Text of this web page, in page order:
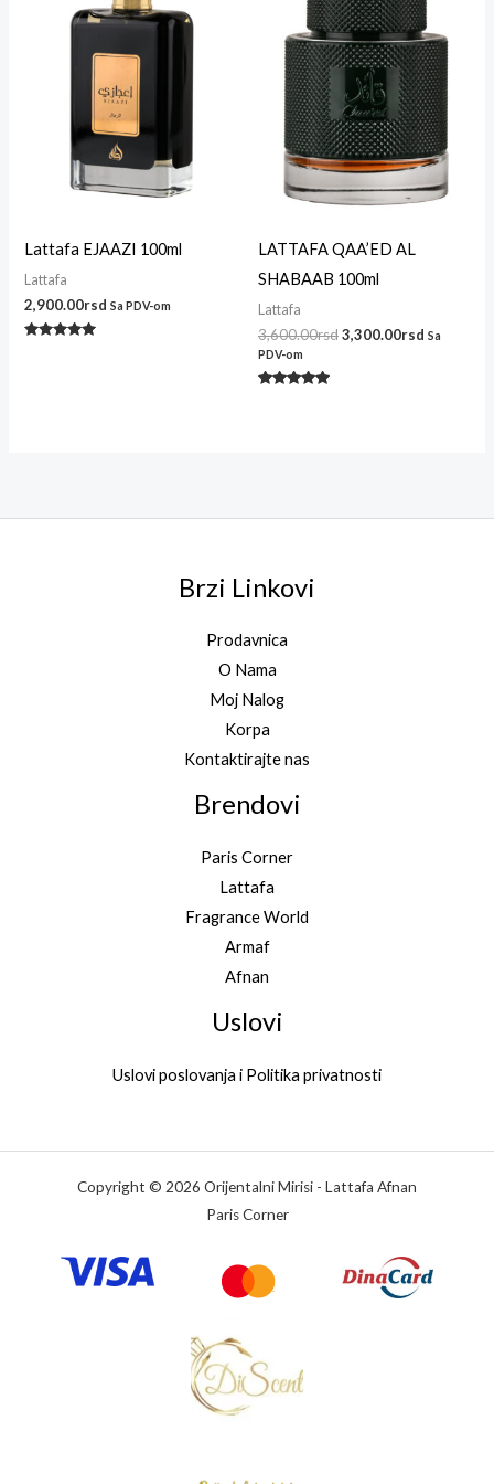
Lattafa EJAAZI 100ml
Lattafa
2,900.00rsd Sa PDV-om
LATTAFA QAA’ED AL
SHABAAB 100ml
Lattafa
3,600.00rsd
3,600.00rsd.
3,300.00rsd Sa
PDV-om
Brzi Linkovi
Prodavnica
O Nama
Moj Nalog
Korpa
Kontaktirajte nas
Brendovi
Paris Corner
Lattafa
Fragrance World
Armaf
Afnan
Uslovi
Uslovi poslovanja i Politika privatnosti
Copyright © 2026 Orijentalni Mirisi - Lattafa Afnan
Paris Corner